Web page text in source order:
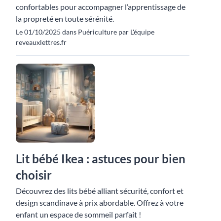
confortables pour accompagner l’apprentissage de
la propreté en toute sérénité.
Le 01/10/2025 dans Puériculture par L'équipe
reveauxlettres.fr
Lit bébé Ikea : astuces pour bien
choisir
Découvrez des lits bébé alliant sécurité, confort et
design scandinave à prix abordable. Offrez à votre
enfant un espace de sommeil parfait !